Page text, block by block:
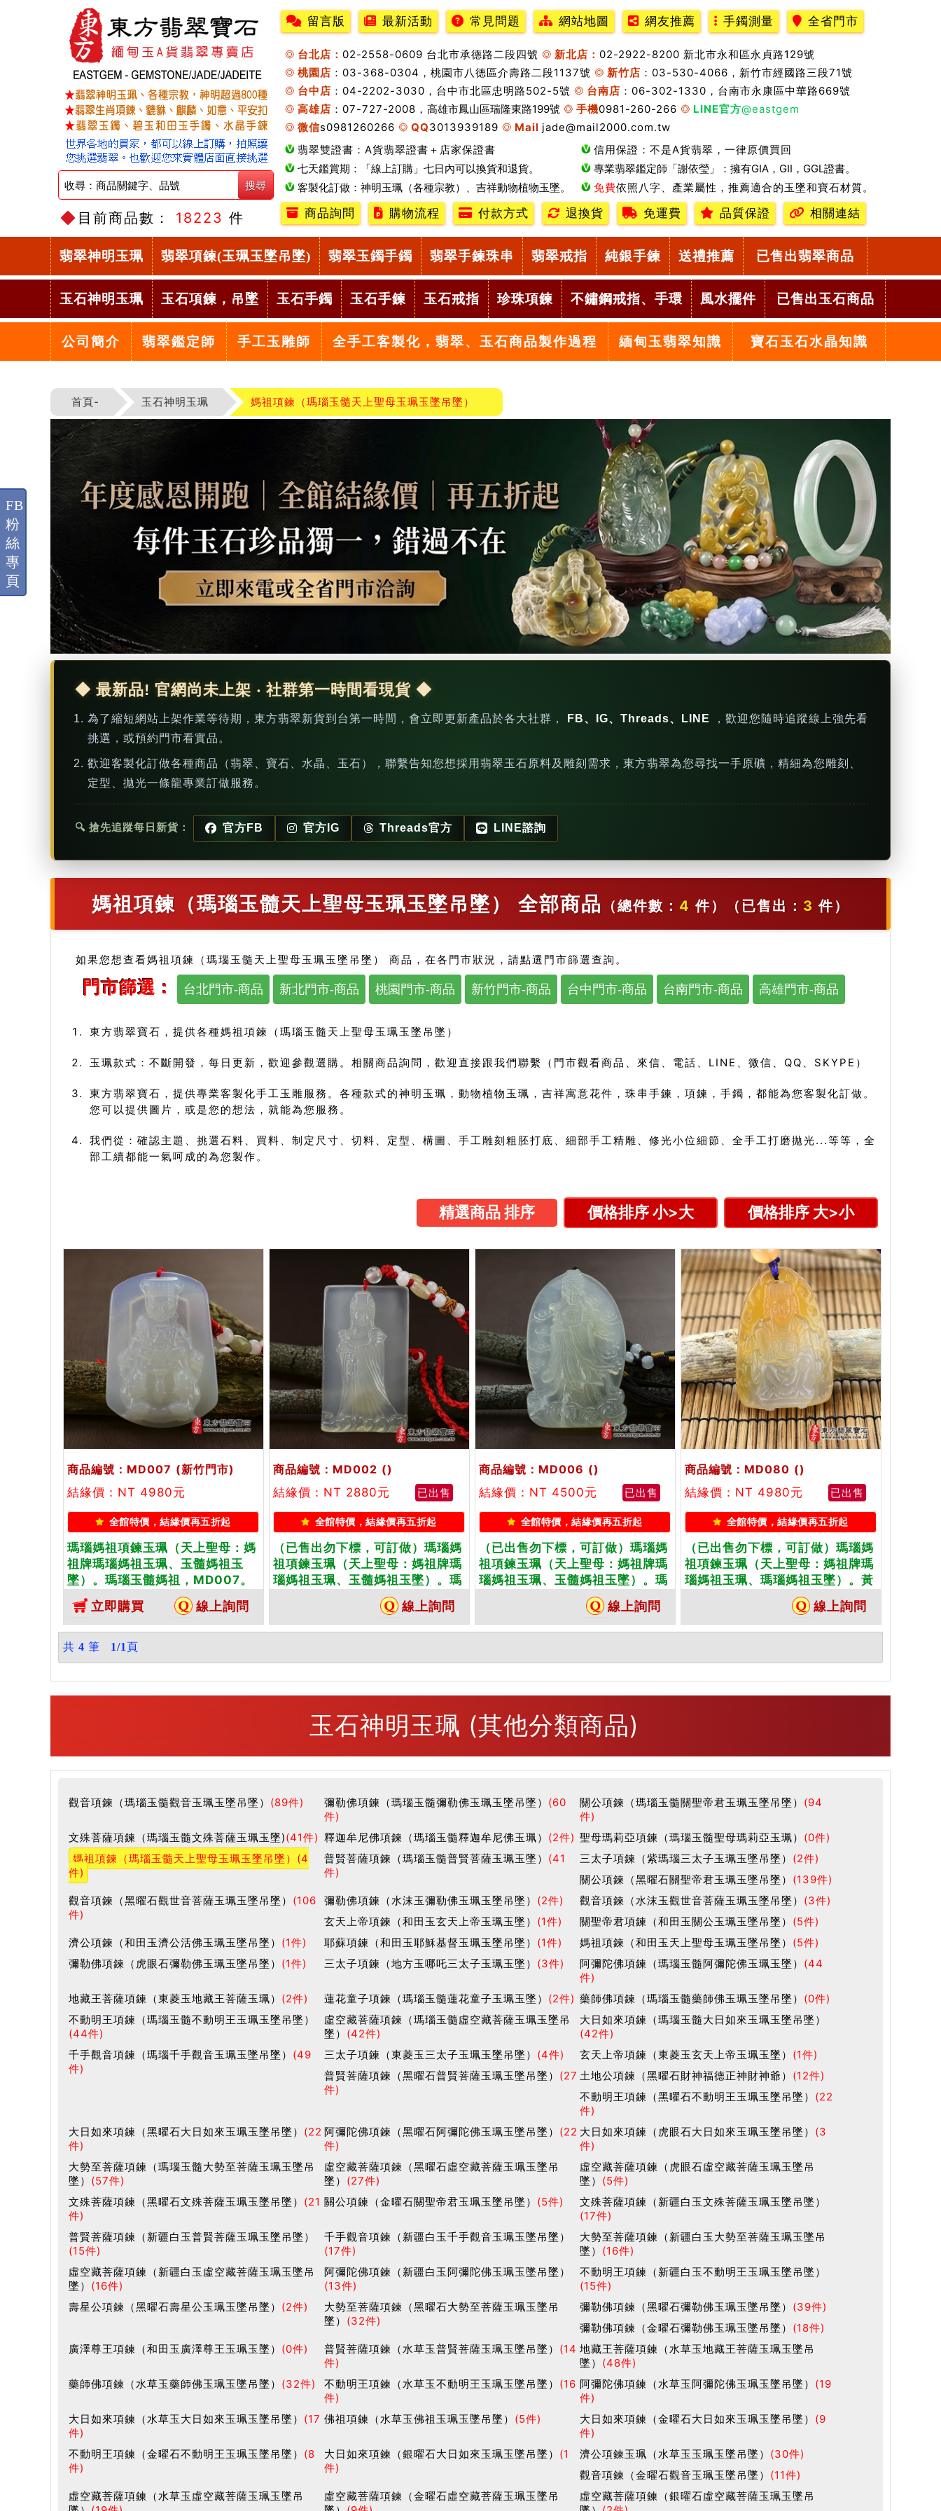
目前商品數： 18223 件
留言版 最新活動 常見問題 網站地圖 網友推薦 手鐲測量 全省門市
台北店： 02-2558-0609 台北市承德路二段四號 新北店： 02-2922-8200 新北市永和區永貞路129號
桃園店 ：03-368-0304，桃園市八德區介壽路二段1137號 新竹店 ：03-530-4066，新竹市經國路三段71號
台中店 ：04-2202-3030，台中市北區忠明路502-5號 台南店 ：06-302-1330，台南市永康區中華路669號
高雄店 ：07-727-2008， 高雄市鳳山區瑞隆東路199號 手機0981-260-266 LINE官方@eastgem
微信s0981260266 QQ3013939189 Mail jade@mail2000.com.tw
翡翠雙證書：A貨翡翠證書＋店家保證書
信用保證：不是A貨翡翠，一律原價買回
七天鑑賞期：「線上訂購」七日內可以換貨和退貨。
專業翡翠鑑定師「謝依瑩」：擁有GIA，GII，GGL證書。
客製化訂做：神明玉珮（各種宗教）、吉祥動物植物玉墜。
免費依照八字、產業屬性，推薦適合的玉墜和寶石材質。
商品詢問
購物流程 付款方式 退換貨 免運費 品質保證 相關連結
翡翠神明玉珮 翡翠項鍊(玉珮玉墜吊墜) 翡翠玉鐲手鐲 翡翠手鍊珠串 翡翠戒指 純銀手鍊 送禮推薦 已售出翡翠商品
玉石神明玉珮 玉石項鍊，吊墜 玉石手鐲 玉石手鍊 玉石戒指 珍珠項鍊 不鏽鋼戒指、手環 風水擺件 已售出玉石商品
公司簡介 翡翠鑑定師 手工玉雕師 全手工客製化，翡翠、玉石商品製作過程 緬甸玉翡翠知識 寶石玉石水晶知識
首頁- 玉石神明玉珮 媽祖項鍊（瑪瑙玉髓天上聖母玉珮玉墜吊墜）
◆ 最新品! 官網尚未上架 ‧ 社群第一時間看現貨 ◆
為了縮短網站上架作業等待期，東方翡翠新貨到台第一時間，會立即更新產品於各大社群， FB、IG、Threads、LINE
，歡迎您隨時追蹤線上強先看
挑選，或預約門市看實品。
歡迎客製化訂做各種商品（翡翠、寶石、水晶、玉石），聯繫告知您想採用翡翠玉石原料及雕刻需求，東方翡翠為您尋找一手原礦，精細為您雕刻、
定型、拋光一條龍專業訂做服務。
🔍 搶先追蹤每日新貨： 官方FB 官方IG Threads官方 LINE諮詢
媽祖項鍊（瑪瑙玉髓天上聖母玉珮玉墜吊墜） 全部商品 （總件數： 4 件） （已售出： 3 件）
如果您想查看媽祖項鍊（瑪瑙玉髓天上聖母玉珮玉墜吊墜） 商品，在各門市狀況，請點選門市篩選查詢。
門市篩選： 台北門市-商品 新北門市-商品 桃園門市-商品 新竹門市-商品 台中門市-商品 台南門市-商品 高雄門市-商品
東方翡翠寶石，提供各種媽祖項鍊（瑪瑙玉髓天上聖母玉珮玉墜吊墜）
玉珮款式：不斷開發，每日更新，歡迎參觀選購。相關商品詢問，歡迎直接跟我們聯繫（門市觀看商品、來信、電話、LINE、微信、QQ、SKYPE）
東方翡翠寶石，提供專業客製化手工玉雕服務。各種款式的神明玉珮，動物植物玉珮，吉祥寓意花件，珠串手鍊，項鍊，手鐲，都能為您客製化訂做。
您可以提供圖片，或是您的想法，就能為您服務。
我們從：確認主題、挑選石料、買料、制定尺寸、切料、定型、構圖、手工雕刻粗胚打底、細部手工精雕、修光小位細節、全手工打磨拋光...等等，全
部工續都能一氣呵成的為您製作。
精選商品 排序 價格排序 小>大 價格排序 大>小
商品編號：MD007 (新竹門市)
結緣價：NT 4980元
全館特價，結緣價再五折起
瑪瑙媽祖項鍊玉珮（天上聖母：媽
祖牌瑪瑙媽祖玉珮、玉髓媽祖玉
墜）。瑪瑙玉髓媽祖，MD007。
客製化訂做各種瑪瑙玉髓媽祖吊墜
玉珮項鍊。★東方翡翠寶石保證卡
立即購買 線上詢問
商品編號：MD002 ()
結緣價：NT 2880元
已出售
全館特價，結緣價再五折起
（已售出勿下標，可訂做）瑪瑙媽
祖項鍊玉珮（天上聖母：媽祖牌瑪
瑙媽祖玉珮、玉髓媽祖玉墜）。瑪
瑙玉髓媽祖，MD002。客製化訂
做各種瑪瑙玉髓媽祖吊墜玉珮項
鍊。★東方翡翠寶石保證卡
線上詢問
商品編號：MD006 ()
結緣價：NT 4500元
已出售
全館特價，結緣價再五折起
（已出售勿下標，可訂做）瑪瑙媽
祖項鍊玉珮（天上聖母：媽祖牌瑪
瑙媽祖玉珮、玉髓媽祖玉墜）。瑪
瑙玉髓媽祖，MD006。客製化訂
做各種瑪瑙玉髓媽祖吊墜玉珮項
鍊。★東方翡翠寶石保證卡
線上詢問
商品編號：MD080 ()
結緣價：NT 4980元
已出售
全館特價，結緣價再五折起
（已出售勿下標，可訂做）瑪瑙媽
祖項鍊玉珮（天上聖母：媽祖牌瑪
瑙媽祖玉珮、瑪瑙媽祖玉墜）。黃
白瑪瑙媽祖，MD080。客製化訂
做各種瑪瑙媽祖吊墜玉珮項鍊。★
附東方翡翠寶石保證卡
線上詢問
共 4 筆 1/1 頁
玉石神明玉珮 (其他分類商品)
觀音項鍊（瑪瑙玉髓觀音玉珮玉墜吊墜） (89件) 彌勒佛項鍊（瑪瑙玉髓彌勒佛玉珮玉墜吊墜） (60
件)
關公項鍊（瑪瑙玉髓關聖帝君玉珮玉墜吊墜） (94
件)
文殊菩薩項鍊（瑪瑙玉髓文殊菩薩玉珮玉墜)(41件) 釋迦牟尼佛項鍊（瑪瑙玉髓釋迦牟尼佛玉珮） (2件) 聖母瑪莉亞項鍊（瑪瑙玉髓聖母瑪莉亞玉珮） (0件)
媽祖項鍊（瑪瑙玉髓天上聖母玉珮玉墜吊墜） (4
件)
普賢菩薩項鍊（瑪瑙玉髓普賢菩薩玉珮玉墜） (41
件)
三太子項鍊（紫瑪瑙三太子玉珮玉墜吊墜） (2件)
關公項鍊（黑曜石關聖帝君玉珮玉墜吊墜） (139件)
觀音項鍊（黑曜石觀世音菩薩玉珮玉墜吊墜） (106
件)
彌勒佛項鍊（水沫玉彌勒佛玉珮玉墜吊墜） (2件) 觀音項鍊（水沫玉觀世音菩薩玉珮玉墜吊墜） (3件)
玄天上帝項鍊（和田玉玄天上帝玉珮玉墜） (1件) 關聖帝君項鍊（和田玉關公玉珮玉墜吊墜） (5件)
濟公項鍊（和田玉濟公活佛玉珮玉墜吊墜） (1件) 耶蘇項鍊（和田玉耶穌基督玉珮玉墜吊墜） (1件) 媽祖項鍊（和田玉天上聖母玉珮玉墜吊墜） (5件)
彌勒佛項鍊（虎眼石彌勒佛玉珮玉墜吊墜） (1件) 三太子項鍊（地方玉哪吒三太子玉珮玉墜） (3件) 阿彌陀佛項鍊（瑪瑙玉髓阿彌陀佛玉珮玉墜） (44
件)
地藏王菩薩項鍊（東菱玉地藏王菩薩玉珮） (2件) 蓮花童子項鍊（瑪瑙玉髓蓮花童子玉珮玉墜） (2件) 藥師佛項鍊（瑪瑙玉髓藥師佛玉珮玉墜吊墜） (0件)
不動明王項鍊（瑪瑙玉髓不動明王玉珮玉墜吊墜）
(44件)
虛空藏菩薩項鍊（瑪瑙玉髓虛空藏菩薩玉珮玉墜吊
墜） (42件)
大日如來項鍊（瑪瑙玉髓大日如來玉珮玉墜吊墜）
(42件)
千手觀音項鍊（瑪瑙千手觀音玉珮玉墜吊墜） (49
件)
三太子項鍊（東菱玉三太子玉珮玉墜吊墜） (4件) 玄天上帝項鍊（東菱玉玄天上帝玉珮玉墜） (1件)
普賢菩薩項鍊（黑曜石普賢菩薩玉珮玉墜吊墜） (27
件)
土地公項鍊（黑曜石財神福德正神財神爺） (12件)
不動明王項鍊（黑曜石不動明王玉珮玉墜吊墜） (22
件)
大日如來項鍊（黑曜石大日如來玉珮玉墜吊墜） (22
件)
阿彌陀佛項鍊（黑曜石阿彌陀佛玉珮玉墜吊墜） (22
件)
大日如來項鍊（虎眼石大日如來玉珮玉墜吊墜） (3
件)
大勢至菩薩項鍊（瑪瑙玉髓大勢至菩薩玉珮玉墜吊
墜） (57件)
虛空藏菩薩項鍊（黑曜石虛空藏菩薩玉珮玉墜吊
墜） (27件)
虛空藏菩薩項鍊（虎眼石虛空藏菩薩玉珮玉墜吊
墜） (5件)
文殊菩薩項鍊（黑曜石文殊菩薩玉珮玉墜吊墜） (21
件)
關公項鍊（金曜石關聖帝君玉珮玉墜吊墜） (5件)
文殊菩薩項鍊（新疆白玉文殊菩薩玉珮玉墜吊墜）
(17件)
普賢菩薩項鍊（新疆白玉普賢菩薩玉珮玉墜吊墜）
(15件)
千手觀音項鍊（新疆白玉千手觀音玉珮玉墜吊墜）
(17件)
大勢至菩薩項鍊（新疆白玉大勢至菩薩玉珮玉墜吊
墜） (16件)
虛空藏菩薩項鍊（新疆白玉虛空藏菩薩玉珮玉墜吊
墜） (16件)
阿彌陀佛項鍊（新疆白玉阿彌陀佛玉珮玉墜吊墜）
(13件)
不動明王項鍊（新疆白玉不動明王玉珮玉墜吊墜）
(15件)
壽星公項鍊（黑曜石壽星公玉珮玉墜吊墜） (2件)
大勢至菩薩項鍊（黑曜石大勢至菩薩玉珮玉墜吊
墜） (32件)
彌勒佛項鍊（黑曜石彌勒佛玉珮玉墜吊墜） (39件)
彌勒佛項鍊（金曜石彌勒佛玉珮玉墜吊墜） (18件)
廣澤尊王項鍊（和田玉廣澤尊王玉珮玉墜） (0件) 普賢菩薩項鍊（水草玉普賢菩薩玉珮玉墜吊墜） (14
件)
地藏王菩薩項鍊（水草玉地藏王菩薩玉珮玉墜吊
墜） (48件)
藥師佛項鍊（水草玉藥師佛玉珮玉墜吊墜） (32件) 不動明王項鍊（水草玉不動明王玉珮玉墜吊墜） (16
件)
阿彌陀佛項鍊（水草玉阿彌陀佛玉珮玉墜吊墜） (19
件)
大日如來項鍊（水草玉大日如來玉珮玉墜吊墜） (17
件)
佛祖項鍊（水草玉佛祖玉珮玉墜吊墜） (5件) 大日如來項鍊（金曜石大日如來玉珮玉墜吊墜） (9
件)
不動明王項鍊（金曜石不動明王玉珮玉墜吊墜） (8
件)
大日如來項鍊（銀曜石大日如來玉珮玉墜吊墜） (1
件)
濟公項鍊玉珮（水草玉玉珮玉墜吊墜） (30件)
觀音項鍊（金曜石觀音玉珮玉墜吊墜） (11件)
虛空藏菩薩項鍊（水草玉虛空藏菩薩玉珮玉墜吊
虛空藏菩薩項鍊（金曜石虛空藏菩薩玉珮玉墜吊
虛空藏菩薩項鍊（銀曜石虛空藏菩薩玉珮玉墜吊
FB
粉
絲
專
頁